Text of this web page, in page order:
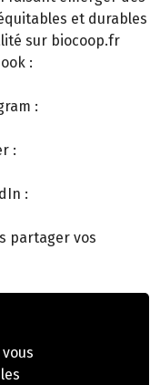
et durables
sur biocoop.fr
:
:
:
:
partager vos